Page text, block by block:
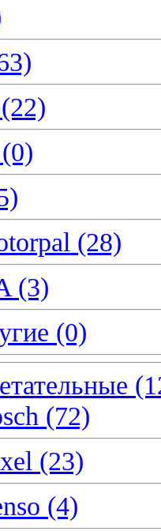
(28)
(3)
(0)
(72)
(23)
(4)